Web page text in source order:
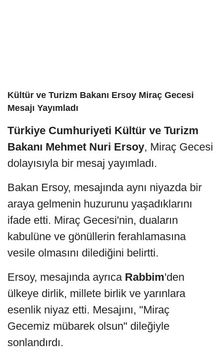
Kültür ve Turizm Bakanı Ersoy Miraç Gecesi
Mesajı Yayımladı
Türkiye Cumhuriyeti Kültür ve Turizm
Bakanı Mehmet Nuri Ersoy, Miraç Gecesi
dolayısıyla bir mesaj yayımladı.
Bakan Ersoy, mesajında aynı niyazda bir
araya gelmenin huzurunu yaşadıklarını
ifade etti. Miraç Gecesi'nin, duaların
kabulüne ve gönüllerin ferahlamasına
vesile olmasını dilediğini belirtti.
Ersoy, mesajında ayrıca Rabbim'den
ülkeye dirlik, millete birlik ve yarınlara
esenlik niyaz etti. Mesajını, "Miraç
Gecemiz mübarek olsun" dileğiyle
sonlandırdı.